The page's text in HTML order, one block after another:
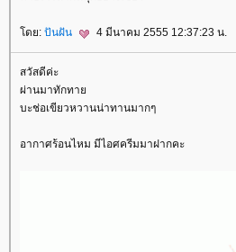
ดย: ปันฝัน 4 มีนาคม 2555 12:37:23 น.
สวัสดีค่ะ
ผ่านมาทักทา
บะช่อเขียวหวานน่าทานมากๆ
อากาศร้อนไหม มีไอศครีมมาฝากคะ